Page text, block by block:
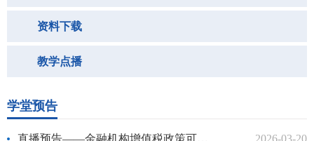
资料下载
教学点播
学堂预告
2026-03-20
直播预告——金融机构增值税政策可视化答疑（鲅鱼圈分局）